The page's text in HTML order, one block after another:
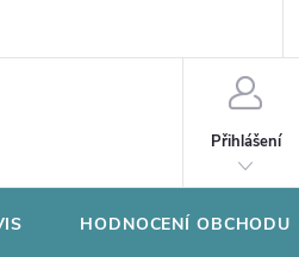
Přihlášení
HODNOCENÍ OBCHODU